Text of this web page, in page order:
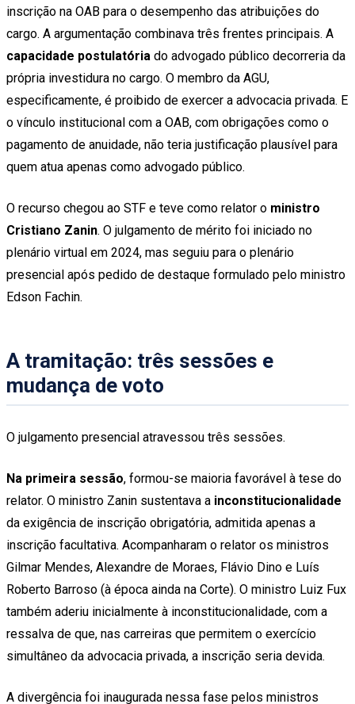
inscrição na OAB para o desempenho das atribuições do
cargo. A argumentação combinava três frentes principais. A
capacidade postulatória do advogado público decorreria da
própria investidura no cargo. O membro da AGU,
especificamente, é proibido de exercer a advocacia privada. E
o vínculo institucional com a OAB, com obrigações como o
pagamento de anuidade, não teria justificação plausível para
quem atua apenas como advogado público.
O recurso chegou ao STF e teve como relator o ministro
Cristiano Zanin. O julgamento de mérito foi iniciado no
plenário virtual em 2024, mas seguiu para o plenário
presencial após pedido de destaque formulado pelo ministro
Edson Fachin.
A tramitação: três sessões e
mudança de voto
O julgamento presencial atravessou três sessões.
Na primeira sessão, formou-se maioria favorável à tese do
relator. O ministro Zanin sustentava a inconstitucionalidade
da exigência de inscrição obrigatória, admitida apenas a
inscrição facultativa. Acompanharam o relator os ministros
Gilmar Mendes, Alexandre de Moraes, Flávio Dino e Luís
Roberto Barroso (à época ainda na Corte). O ministro Luiz Fux
também aderiu inicialmente à inconstitucionalidade, com a
ressalva de que, nas carreiras que permitem o exercício
simultâneo da advocacia privada, a inscrição seria devida.
A divergência foi inaugurada nessa fase pelos ministros